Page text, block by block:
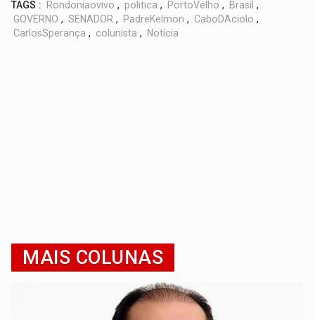
TAGS : Rondoniaovivo , politica , PortoVelho , Brasil ,
GOVERNO , SENADOR , PadreKelmon , CaboDAciolo ,
CarlosSperança , colunista , Notícia
MAIS COLUNAS